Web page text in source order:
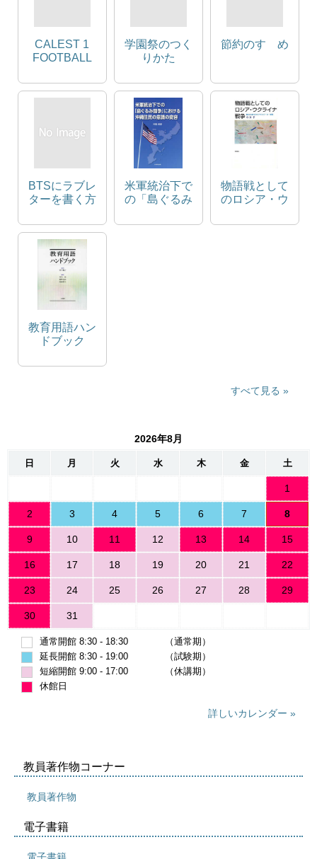
CALEST 1
FOOTBALL
Graduation
work
学園祭のつく
りかた
節約のすゝめ
BTSにラブレ
ターを書く方
米軍統治下で
の「島ぐるみ
る沖縄住民の
物語戦として
のロシア・ウ
物語生成のポ
教育用語ハン
ドブック
すべて見る
2026年8月
日 月 火 水 木 金 土
1
2 3 4 5 6 7 8
9 10 11 12 13 14 15
16 17 18 19 20 21 22
23 24 25 26 27 28 29
30 31
通常開館 8:30 - 18:30　　　　（通常期）
延長開館 8:30 - 19:00　　　　（試験期）
短縮開館 9:00 - 17:00　　　　（休講期）
休館日
詳しいカレンダー
教員著作物コーナー
教員著作物
電子書籍